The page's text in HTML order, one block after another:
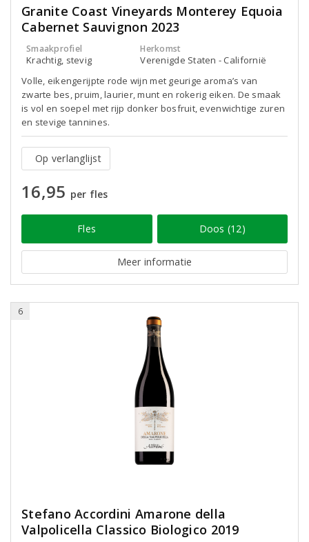
Granite Coast Vineyards Monterey Equoia
Cabernet Sauvignon 2023
Smaakprofiel
Krachtig, stevig
Herkomst
Verenigde Staten - Californië
Volle, eikengerijpte rode wijn met geurige aroma’s van
zwarte bes, pruim, laurier, munt en rokerig eiken. De smaak
is vol en soepel met rijp donker bosfruit, evenwichtige zuren
en stevige tannines.
Op verlanglijst
16,95 per fles
Fles Doos (12)
Meer informatie
6
Stefano Accordini Amarone della
Valpolicella Classico Biologico 2019